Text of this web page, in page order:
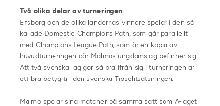
Två olika delar av turneringen
Elfsborg och de olika ländernas vinnare spelar i den så
kallade Domestic Champions Path, som går parallellt
med Champions League Path, som är en kopia av
huvudturneringen där Malmös ungdomslag befinner sig.
Att två svenska lag gör så bra ifrån sig i turneringen är
ett bra betyg till den svenska Tipselitsatsningen.
Malmö spelar sina matcher på samma sätt som A-laget